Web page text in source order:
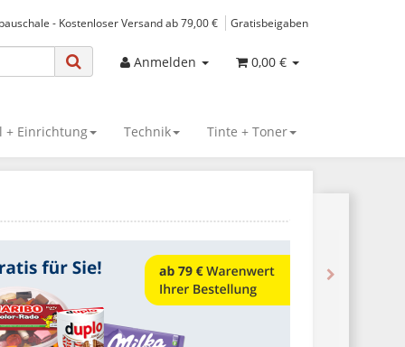
- Kostenloser Versand ab 79,00 € Gratisbeigaben
Anmelden 0,00 €
+ Einrichtung Technik Tinte + Toner